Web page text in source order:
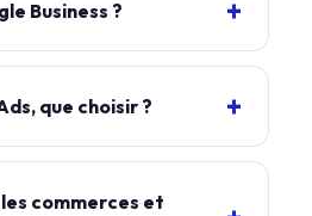
Business ?
que choisir ?
commerces et